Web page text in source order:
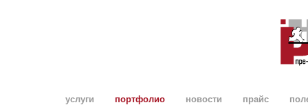
услуги портфолио новости прайс